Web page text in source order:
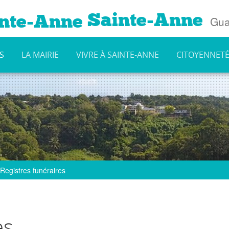
Sainte-Anne
LA MAIRIE VIVRE À SAINTE-ANNE CITOYENNETÉ
Registres funéraires